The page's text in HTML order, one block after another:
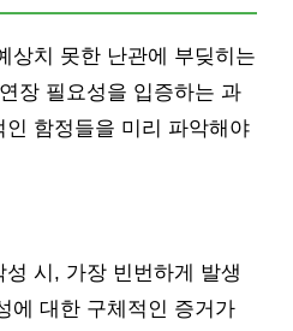
상치 못한 난관에 부딪히는
장 필요성을 입증하는 과
함정들을 미리 파악해야
시, 가장 빈번하게 발생
에 대한 구체적인 증거가